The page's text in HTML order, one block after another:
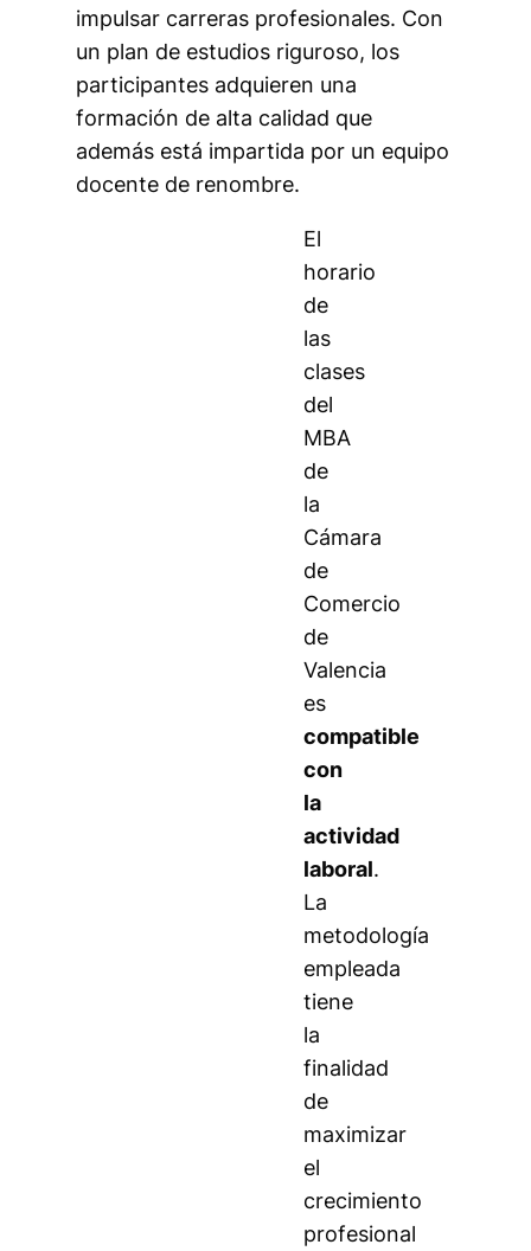
impulsar carreras profesionales. Con
un plan de estudios riguroso, los
participantes adquieren una
formación de alta calidad que
además está impartida por un equipo
docente de renombre.
El
horario
de
las
clases
del
MBA
de
la
Cámara
de
Comercio
de
Valencia
es
compatible
con
la
actividad
laboral.
La
metodología
empleada
tiene
la
finalidad
de
maximizar
el
crecimiento
profesional